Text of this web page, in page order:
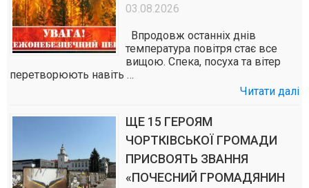
03.08.2026
Впродовж останніх днів
температура повітря стає все
вищою. Спека, посуха та вітер
перетворюють навіть …
Читати далі
ЩЕ 15 ГЕРОЯМ
ЧОРТКІВСЬКОЇ ГРОМАДИ
ПРИСВОЯТЬ ЗВАННЯ
«ПОЧЕСНИЙ ГРОМАДЯНИН